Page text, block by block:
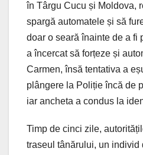
în Târgu Cucu și Moldova,
spargă automatele și să
doar o seară înainte de a fi
a încercat să forțeze și
Carmen, însă tentativa a
plângere la Poliție încă de
iar ancheta a condus la
Timp de cinci zile,
traseul tânărului, un individ